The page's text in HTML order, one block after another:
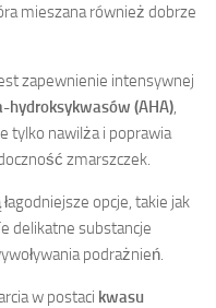
mieszana również dobrze
zapewnienie intensywnej
hydroksykwasów (AHA),
tylko nawilża i poprawia
zmarszczek.
opcje, takie jak
delikatne substancje
podrażnień.
w postaci kwasu